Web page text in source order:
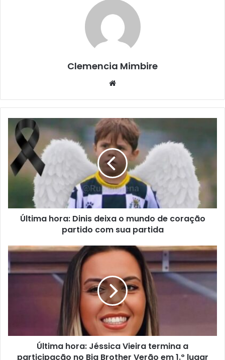
Clemencia Mimbire
Website
Última hora: Dinis deixa o mundo de coração
partido com sua partida
Última hora: Jéssica Vieira termina a
participação no Big Brother Verão em 1.º lugar